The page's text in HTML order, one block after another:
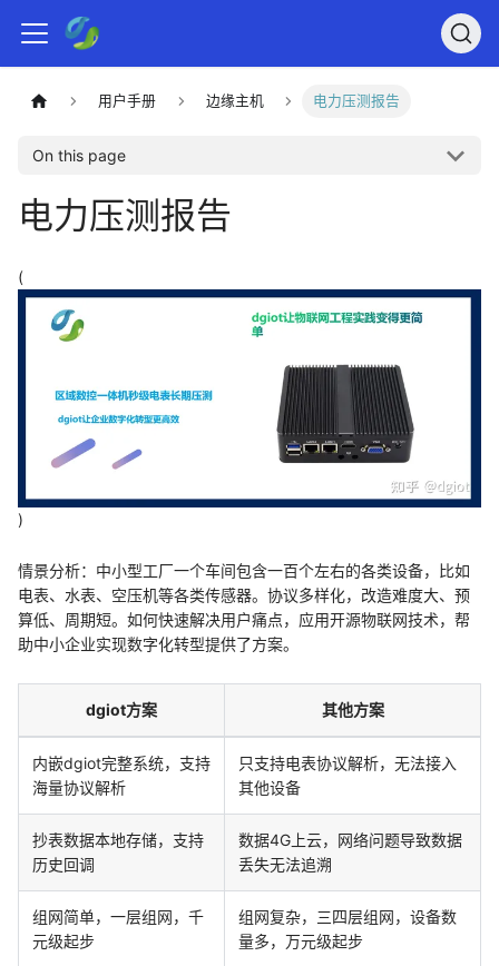
用户手册 边缘主机 电力压测报告
On this page
电力压测报告
(
)
情景分析：中小型工厂一个车间包含一百个左右的各类设备，比如
电表、水表、空压机等各类传感器。协议多样化，改造难度大、预
算低、周期短。如何快速解决用户痛点，应用开源物联网技术，帮
助中小企业实现数字化转型提供了方案。
dgiot方案 其他方案
内嵌dgiot完整系统，支持
海量协议解析
只支持电表协议解析，无法接入
其他设备
抄表数据本地存储，支持
历史回调
数据4G上云，网络问题导致数据
丢失无法追溯
组网简单，一层组网，千
元级起步
组网复杂，三四层组网，设备数
量多，万元级起步